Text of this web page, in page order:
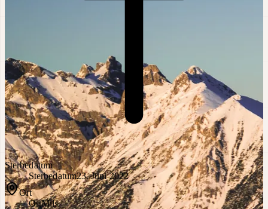
Sterbedatum
Sterbedatum23. Juni 2022
Ort
OrtMils